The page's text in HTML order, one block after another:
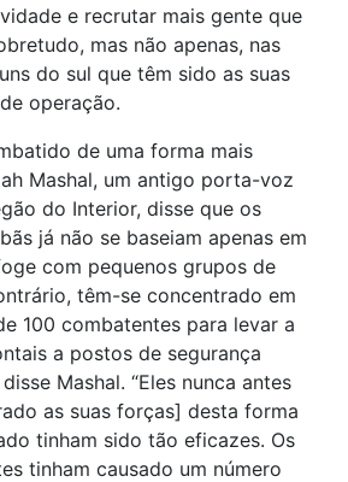
e recrutar mais gente que
mas não apenas, nas
do sul que têm sido as suas
operação.
de uma forma mais
Mashal, um antigo porta-voz
do Interior, disse que os
já não se baseiam apenas em
com pequenos grupos de
têm-se concentrado em
100 combatentes para levar a
a postos de segurança
Mashal. “Eles nunca antes
as suas forças] desta forma
tinham sido tão eficazes. Os
tinham causado um número